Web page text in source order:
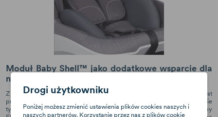
Moduł Baby Shell™ jako dodatkowe wsparcie dla
niemowlaka
Z fotelikaBeSafe iZi B Twist i-Size mogą korzystać już niemowlęta. Jest
przystosowany dla dzieci od pierwszych dni życia. Jest to możliwe nie
tylko dzięki odpowiedniej konstrukcji, ale też wkładce Moduł Baby
Drogi użytkowniku
Poniżej możesz zmienić ustawienia plików cookies naszych i
naszych partnerów. Korzystanie przez nas z plików cookie